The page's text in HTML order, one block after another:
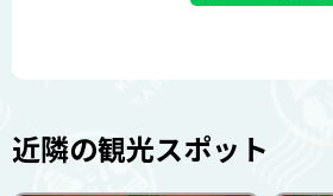
近隣の観光スポット